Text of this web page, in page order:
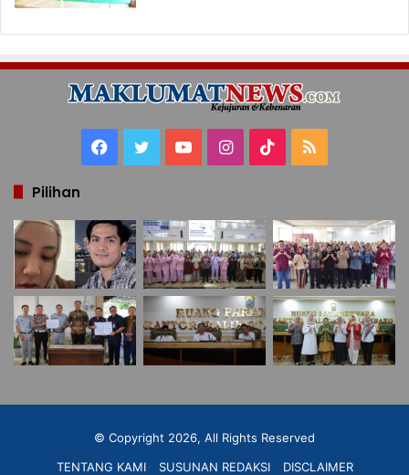
Facebook
TwitterYouTubeInstagram
TikTokRSS
Pilihan
© Copyright 2026, All Rights Reserved
TENTANG KAMI
SUSUNAN REDAKSI DISCLAIMER